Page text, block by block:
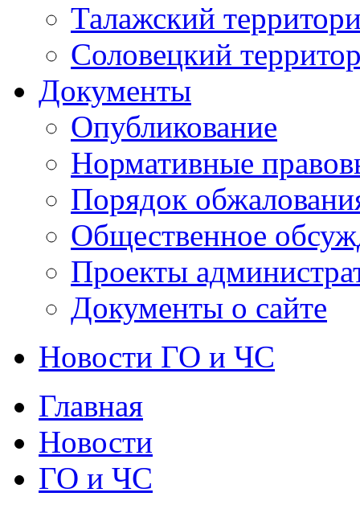
Талажский
Соловецкий
Документы
Опубликование
Нормативные
Порядок
Общественное
Проекты
Документы о сайте
Новости ГО и ЧС
Главная
Новости
ГО и ЧС